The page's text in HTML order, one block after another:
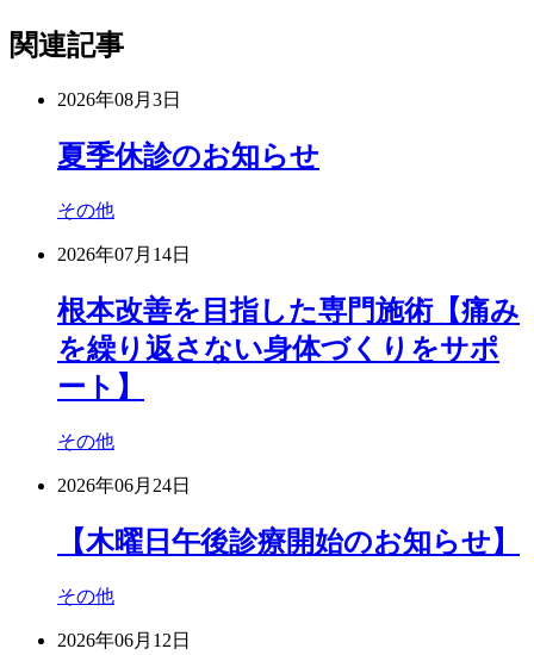
関連記事
2026年08月3日
夏季休診のお知らせ
その他
2026年07月14日
根本改善を目指した専門施術【痛み
を繰り返さない身体づくりをサポ
ート】
その他
2026年06月24日
【木曜日午後診療開始のお知らせ】
その他
2026年06月12日